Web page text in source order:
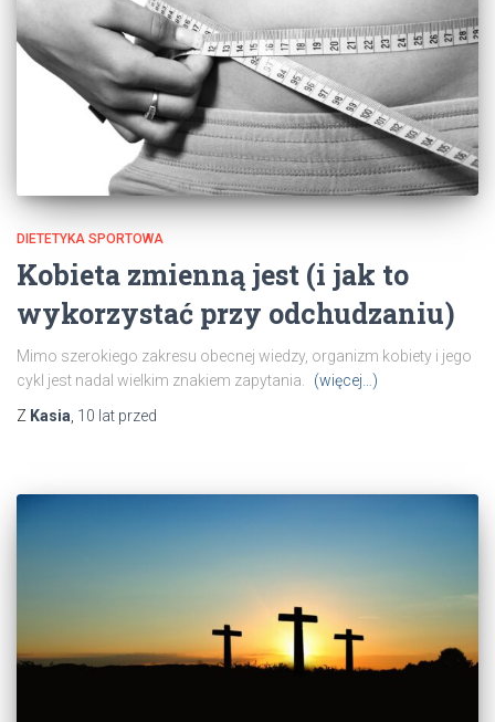
DIETETYKA SPORTOWA
Kobieta zmienną jest (i jak to
wykorzystać przy odchudzaniu)
Mimo szerokiego zakresu obecnej wiedzy, organizm kobiety i jego
cykl jest nadal wielkim znakiem zapytania.
(więcej…)
Z Kasia 10 lat przed